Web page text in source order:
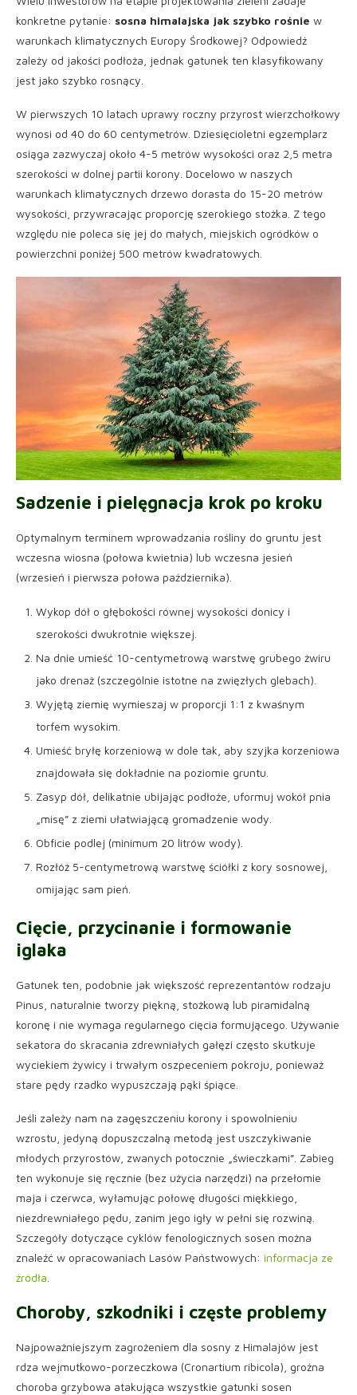
konkretne pytanie: sosna himalajska jak szybko rośnie w
warunkach klimatycznych Europy Środkowej? Odpowiedź
zależy od jakości podłoża, jednak gatunek ten klasyfikowany
jest jako szybko rosnący.
W pierwszych 10 latach uprawy roczny przyrost wierzchołkowy
wynosi od 40 do 60 centymetrów. Dziesięcioletni egzemplarz
osiąga zazwyczaj około 4-5 metrów wysokości oraz 2,5 metra
szerokości w dolnej partii korony. Docelowo w naszych
warunkach klimatycznych drzewo dorasta do 15-20 metrów
wysokości, przywracając proporcję szerokiego stożka. Z tego
względu nie poleca się jej do małych, miejskich ogródków o
powierzchni poniżej 500 metrów kwadratowych.
Sadzenie i pielęgnacja krok po kroku
Optymalnym terminem wprowadzania rośliny do gruntu jest
wczesna wiosna (połowa kwietnia) lub wczesna jesień
(wrzesień i pierwsza połowa października).
Wykop dół o głębokości równej wysokości donicy i
szerokości dwukrotnie większej.
Na dnie umieść 10-centymetrową warstwę grubego żwiru
jako drenaż (szczególnie istotne na zwięzłych glebach).
Wyjętą ziemię wymieszaj w proporcji 1:1 z kwaśnym
torfem wysokim.
Umieść bryłę korzeniową w dole tak, aby szyjka korzeniowa
znajdowała się dokładnie na poziomie gruntu.
Zasyp dół, delikatnie ubijając podłoże, uformuj wokół pnia
„misę” z ziemi ułatwiającą gromadzenie wody.
Obficie podlej (minimum 20 litrów wody).
Rozłóż 5-centymetrową warstwę ściółki z kory sosnowej,
omijając sam pień.
Cięcie, przycinanie i formowanie
iglaka
Gatunek ten, podobnie jak większość reprezentantów rodzaju
Pinus, naturalnie tworzy piękną, stożkową lub piramidalną
koronę i nie wymaga regularnego cięcia formującego. Używanie
sekatora do skracania zdrewniałych gałęzi często skutkuje
wyciekiem żywicy i trwałym oszpeceniem pokroju, ponieważ
stare pędy rzadko wypuszczają pąki śpiące.
Jeśli zależy nam na zagęszczeniu korony i spowolnieniu
wzrostu, jedyną dopuszczalną metodą jest uszczykiwanie
młodych przyrostów, zwanych potocznie „świeczkami”. Zabieg
ten wykonuje się ręcznie (bez użycia narzędzi) na przełomie
maja i czerwca, wyłamując połowę długości miękkiego,
niezdrewniałego pędu, zanim jego igły w pełni się rozwiną.
Szczegóły dotyczące cyklów fenologicznych sosen można
znaleźć w opracowaniach Lasów Państwowych: informacja ze
źródła
Choroby, szkodniki i częste problemy
Najpoważniejszym zagrożeniem dla sosny z Himalajów jest
rdza wejmutkowo-porzeczkowa (Cronartium ribicola), groźna
choroba grzybowa atakująca wszystkie gatunki sosen